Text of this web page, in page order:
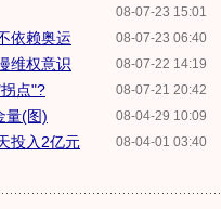
08-07-23 15:01
08-07-23 06:40
依赖奥运
08-07-22 14:19
维权意识
08-07-21 20:42
点"?
08-04-29 10:09
量(图)
08-04-01 03:40
投入2亿元